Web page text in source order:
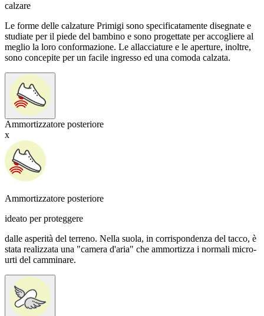
calzare
Le forme delle calzature Primigi sono specificatamente disegnate e
studiate per il piede del bambino e sono progettate per accogliere al
meglio la loro conformazione. Le allacciature e le aperture, inoltre,
sono concepite per un facile ingresso ed una comoda calzata.
Ammortizzatore posteriore
x
Ammortizzatore posteriore
ideato per proteggere
dalle asperità del terreno. Nella suola, in corrispondenza del tacco, è
stata realizzata una "camera d'aria" che ammortizza i normali micro-
urti del camminare.